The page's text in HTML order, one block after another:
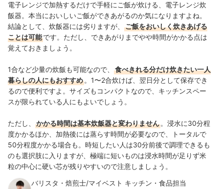
電子レンジで加熱するだけで手軽にご飯が炊ける、電子レンジ炊
飯器。本当においしいご飯ができあがるのか気になりますよね。
結論として、炊飯器には劣りますが、
ご飯をおいしく炊きあげる
ことは可能です。ただし、できあがりまでやや時間がかかる点は
覚えておきましょう。
1合など少量の炊飯も可能なので、
食べきれる分だけ炊きたい一人
暮らしの人にもおすすめ。1〜2合炊けば、翌日分として保存でき
るので便利ですよ。サイズもコンパクトなので、キッチンスペー
スが限られている人にもよいでしょう。
ただし、 かかる時間は基本炊飯器と変わりません。浸水に30分程
度かかるほか、加熱後には蒸らす時間が必要なので、トータルで
50分程度かかる場合も。時短したい人は30分前後で調理できるも
のも選択肢に入りますが、極端に短いものは浸水時間が足りず米
粒の中心に硬い芯が残りやすいので注意しましょう。
バリスタ・焙煎士/マイベスト キッチン・食品担当